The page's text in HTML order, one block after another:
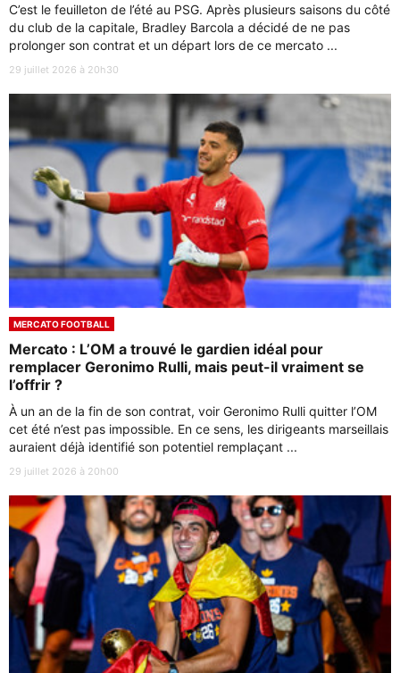
C’est le feuilleton de l’été au PSG. Après plusieurs saisons du côté
du club de la capitale, Bradley Barcola a décidé de ne pas
prolonger son contrat et un départ lors de ce mercato ...
29 juillet 2026 à 20h30
MERCATO FOOTBALL
Mercato : L’OM a trouvé le gardien idéal pour
remplacer Geronimo Rulli, mais peut-il vraiment se
l’offrir ?
À un an de la fin de son contrat, voir Geronimo Rulli quitter l’OM
cet été n’est pas impossible. En ce sens, les dirigeants marseillais
auraient déjà identifié son potentiel remplaçant ...
29 juillet 2026 à 20h00